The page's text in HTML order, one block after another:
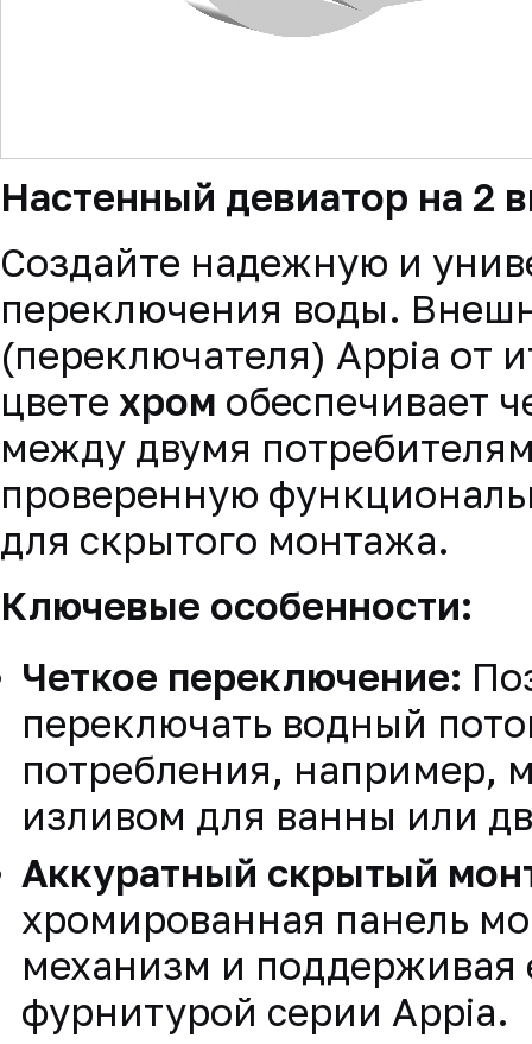
Настенный девиатор на 2
Создайте надежную и
переключения воды.
(переключателя) Appia от
цвете хром обеспечивает
между двумя
проверенную
для скрытого монтажа.
Ключевые особенности:
Четкое переключение:
переключать водный
потребления, например,
изливом для ванны или
Аккуратный скрытый
хромированная панель
механизм и поддерживая
фурнитурой серии Appia.